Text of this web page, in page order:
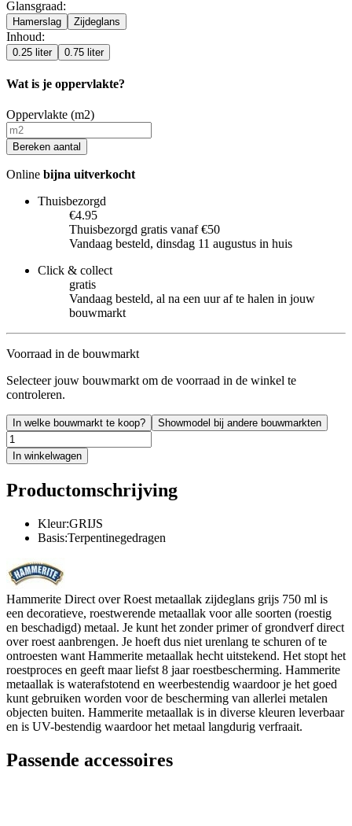
Glansgraad:
Hamerslag Zijdeglans
Inhoud:
0.25 liter 0.75 liter
Wat is je oppervlakte?
Oppervlakte (m2)
Bereken aantal
Online bijna uitverkocht
Thuisbezorgd
€4.95
Thuisbezorgd gratis vanaf €50
Vandaag besteld, dinsdag 11 augustus in huis
Click & collect
gratis
Vandaag besteld, al na een uur af te halen in jouw
bouwmarkt
Voorraad in de bouwmarkt
Selecteer jouw bouwmarkt om de voorraad in de winkel te
controleren.
In welke bouwmarkt te koop? Showmodel bij andere bouwmarkten
In winkelwagen
Productomschrijving
Kleur:GRIJS
Basis:Terpentinegedragen
Hammerite Direct over Roest metaallak zijdeglans grijs 750 ml is
een decoratieve, roestwerende metaallak voor alle soorten (roestig
en beschadigd) metaal. Je kunt het zonder primer of grondverf direct
over roest aanbrengen. Je hoeft dus niet urenlang te schuren of te
ontroesten want Hammerite metaallak hecht uitstekend. Het stopt het
roestproces en geeft maar liefst 8 jaar roestbescherming. Hammerite
metaallak is waterafstotend en weerbestendig waardoor je het goed
kunt gebruiken worden voor de bescherming van allerlei metalen
objecten buiten. Hammerite metaallak is in diverse kleuren leverbaar
en is UV-bestendig waardoor het metaal langdurig verfraait.
Passende accessoires